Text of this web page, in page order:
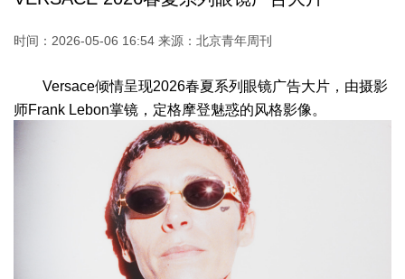
时间：2026-05-06 16:54 来源：北京青年周刊
Versace倾情呈现2026春夏系列眼镜广告大片，由摄影
师Frank Lebon掌镜，定格摩登魅惑的风格影像。